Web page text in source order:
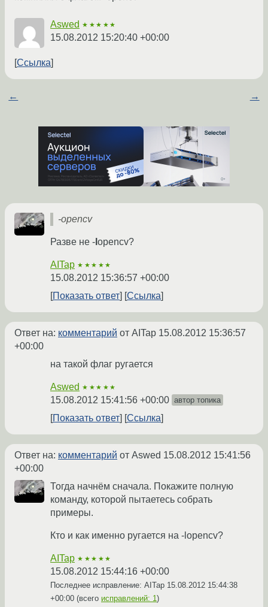
Aswed ★★★★★
15.08.2012 15:20:40 +00:00
Ссылка
← →
-opencv
Разве не - opencv?
AITap ★★★★★
15.08.2012 15:36:57 +00:00
Показать ответ
Ссылка
Ответ на: комментарий от AITap 15.08.2012 15:36:57
+00:00
на такой флаг ругается
Aswed ★★★★★
15.08.2012 15:41:56 +00:00 автор топика
Показать ответ Ссылка
Ответ на: комментарий от Aswed 15.08.2012 15:41:56
+00:00
Тогда начнём сначала. Покажите полную
команду, которой пытаетесь собрать
примеры.
Кто и как именно ругается на -lopencv?
AITap ★★★★★
15.08.2012 15:44:16 +00:00
Последнее исправление: AITap 15.08.2012 15:44:38
+00:00 (всего исправлений: 1)